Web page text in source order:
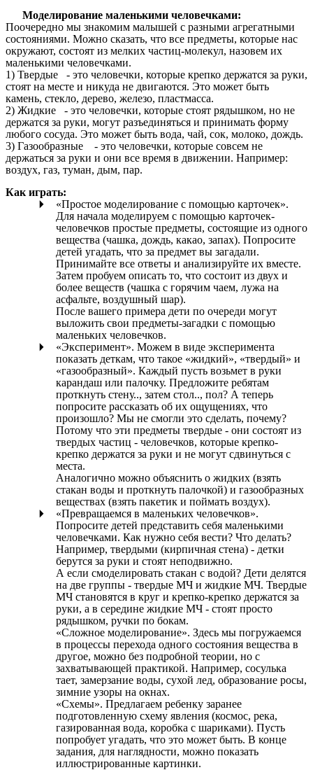
Моделирование маленькими человечками:
Поочередно мы знакомим малышей с разными агрегатными
состояниями. Можно сказать, что все предметы, которые нас
окружают, состоят из мелких частиц-молекул, назовем их
маленькими человечками.
1) Твердые - это человечки, которые крепко держатся за руки,
стоят на месте и никуда не двигаются. Это может быть
камень, стекло, дерево, железо, пластмасса.
2) Жидкие - это человечки, которые стоят рядышком, но не
держатся за руки, могут разъединяться и принимать форму
любого сосуда. Это может быть вода, чай, сок, молоко, дождь.
3) Газообразные - это человечки, которые совсем не
держаться за руки и они все время в движении. Например:
воздух, газ, туман, дым, пар.
Как играть:
«Простое моделирование с помощью карточек».
Для начала моделируем с помощью карточек-
человечков простые предметы, состоящие из одного
вещества (чашка, дождь, какао, запах). Попросите
детей угадать, что за предмет вы загадали.
Принимайте все ответы и анализируйте их вместе.
Затем пробуем описать то, что состоит из двух и
более веществ (чашка с горячим чаем, лужа на
асфальте, воздушный шар).
После вашего примера дети по очереди могут
выложить свои предметы-загадки с помощью
маленьких человечков.
«Эксперимент». Можем в виде эксперимента
показать деткам, что такое «жидкий», «твердый» и
«газообразный». Каждый пусть возьмет в руки
карандаш или палочку. Предложите ребятам
проткнуть стену.., затем стол.., пол? А теперь
попросите рассказать об их ощущениях, что
произошло? Мы не смогли это сделать, почему?
Потому что эти предметы твердые - они состоят из
твердых частиц - человечков, которые крепко-
крепко держатся за руки и не могут сдвинуться с
места.
Аналогично можно объяснить о жидких (взять
стакан воды и проткнуть палочкой) и газообразных
веществах (взять пакетик и поймать воздух).
«Превращаемся в маленьких человечков».
Попросите детей представить себя маленькими
человечками. Как нужно себя вести? Что делать?
Например, твердыми (кирпичная стена) - детки
берутся за руки и стоят неподвижно.
А если смоделировать стакан с водой? Дети делятся
на две группы - твердые МЧ и жидкие МЧ. Твердые
МЧ становятся в круг и крепко-крепко держатся за
руки, а в середине жидкие МЧ - стоят просто
рядышком, ручки по бокам.
«Сложное моделирование». Здесь мы погружаемся
в процессы перехода одного состояния вещества в
другое, можно без подробной теории, но с
захватывающей практикой. Например, сосулька
тает, замерзание воды, сухой лед, образование росы,
зимние узоры на окнах.
«Схемы». Предлагаем ребенку заранее
подготовленную схему явления (космос, река,
газированная вода, коробка с шариками). Пусть
попробует угадать, что это может быть. В конце
задания, для наглядности, можно показать
иллюстрированные картинки.